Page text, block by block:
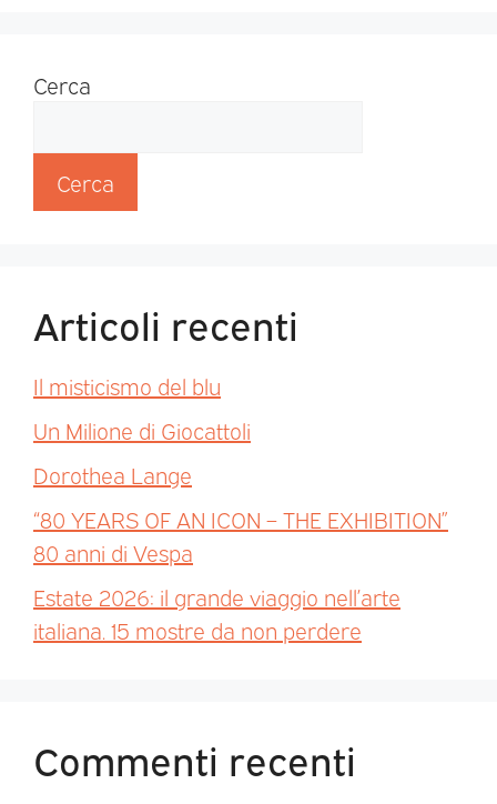
Cerca
Cerca
Articoli recenti
Il misticismo del blu
Un Milione di Giocattoli
Dorothea Lange
“80 YEARS OF AN ICON – THE EXHIBITION”
80 anni di Vespa
Estate 2026: il grande viaggio nell’arte
italiana. 15 mostre da non perdere
Commenti recenti